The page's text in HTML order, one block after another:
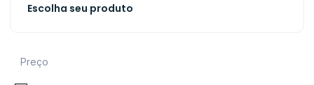
Escolha seu produto
Preço